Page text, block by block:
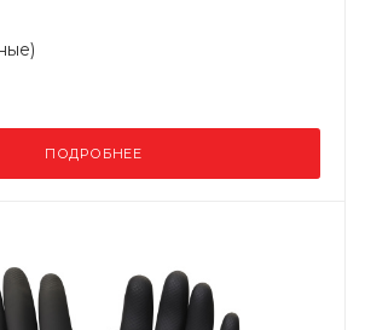
ПОДРОБНЕЕ